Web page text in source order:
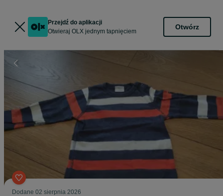
Przejdź do aplikacji
Otwieraj OLX jednym tapnięciem
Otwórz
Dodane 02 sierpnia 2026